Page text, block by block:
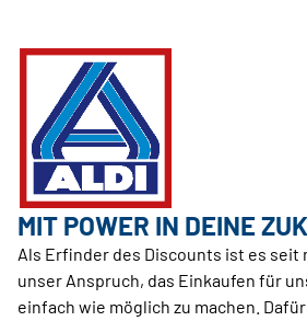
MIT POWER IN DEINE
Als Erfinder des Discounts ist es seit
unser Anspruch, das Einkaufen für
einfach wie möglich zu machen.